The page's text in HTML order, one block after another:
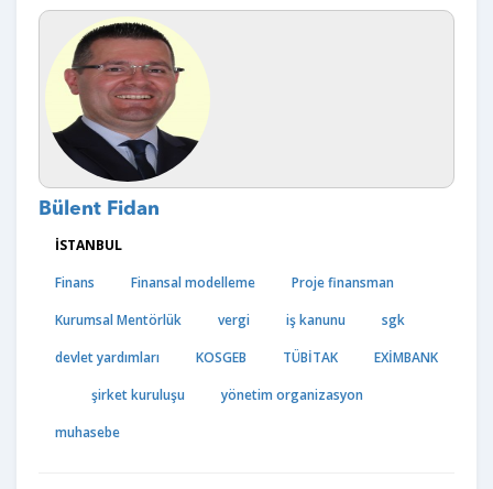
Bülent Fidan
İSTANBUL
Finans
Finansal modelleme
Proje finansman
Kurumsal Mentörlük
vergi iş kanunu
sgk
devlet yardımları
KOSGEB TÜBİTAK
EXİMBANK
şirket kuruluşu
yönetim organizasyon
muhasebe